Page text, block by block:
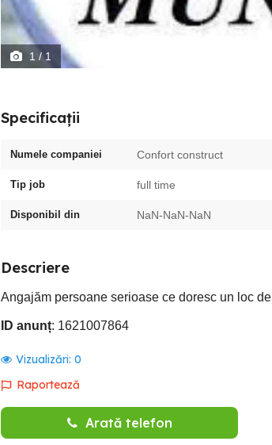
1 / 1
Specificații
Numele companiei Confort construct
Tip job full time
Disponibil din NaN-NaN-NaN
Descriere
Angajăm persoane serioase ce doresc un loc
ID anunț: 1621007864
Vizualizări: 0
Raportează
Arată telefon